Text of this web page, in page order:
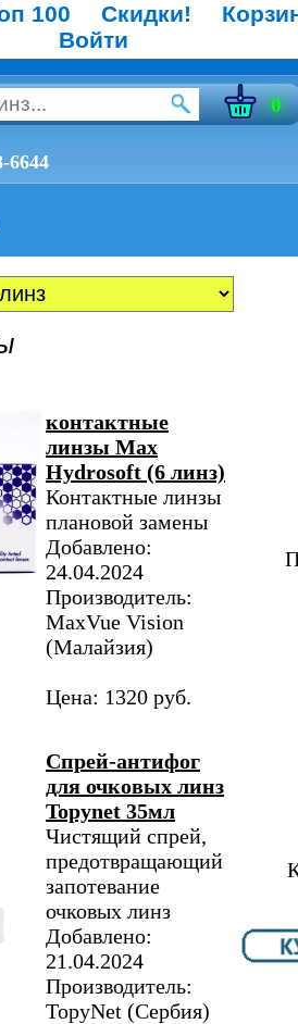
100 Скидки!
Войти
0
6644
контактные
линзы Max
Hydrosoft (6 линз)
Контактные линзы
плановой замены
Добавлено:
24.04.2024
Производитель:
MaxVue Vision
(Малайзия)
Цена: 1320 руб.
Спрей-антифог
для очковых линз
Topynet 35мл
Чистящий спрей,
предотвращающий
запотевание
очковых линз
Добавлено:
21.04.2024
Производитель:
TopyNet​ (Сербия)